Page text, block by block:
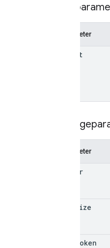
Parameter
parent
Parameter
header
Size
Token